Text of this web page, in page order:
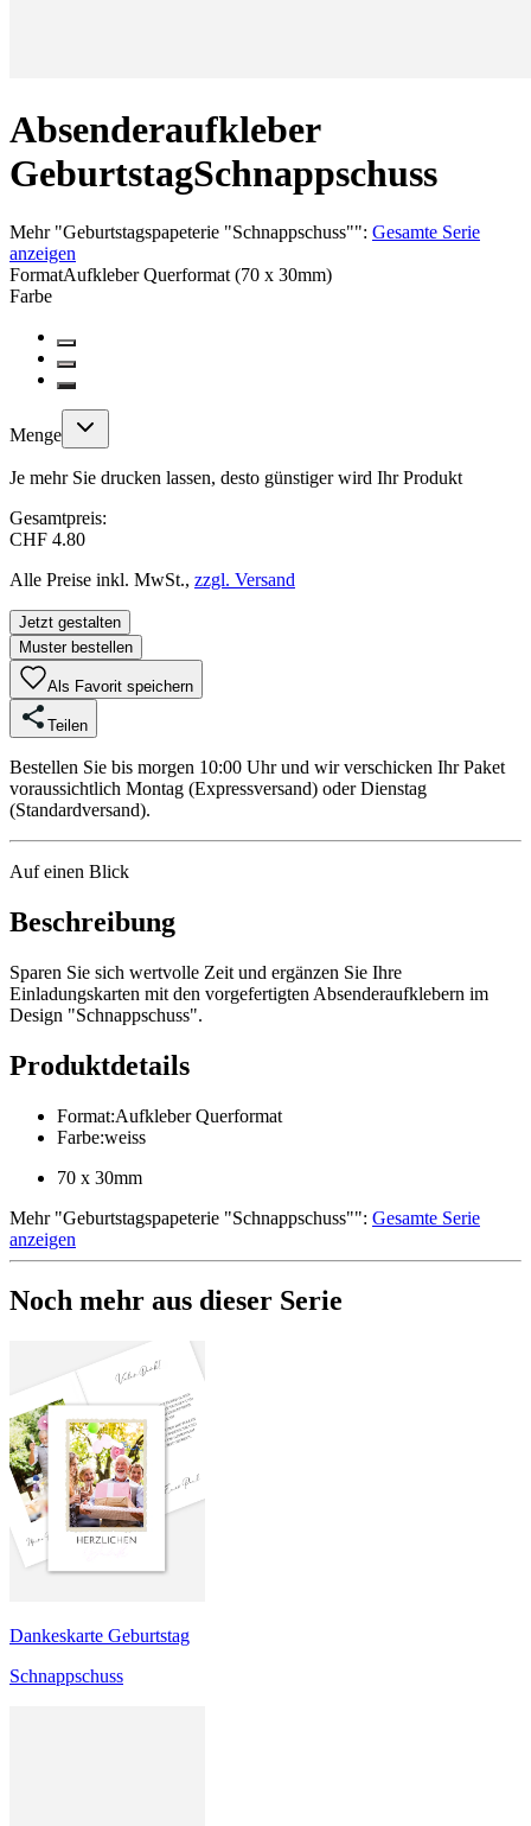
Absenderaufkleber
GeburtstagSchnappschuss
Mehr"Geburtstagspapeterie "Schnappschuss"": Gesamte Serie
anzeigen
FormatAufkleber Querformat (70 x 30mm)
Farbe
Menge
Je mehr Sie drucken lassen, desto günstiger wird Ihr Produkt
Gesamtpreis:
CHF 4.80
Alle Preise inkl. MwSt., zzgl. Versand
Jetzt gestalten
Muster bestellen
Als Favorit speichern
Teilen
Bestellen Sie bis morgen 10:00 Uhr und wir verschicken Ihr Paket
voraussichtlich Montag (Expressversand) oder Dienstag
(Standardversand).
Auf einen Blick
Beschreibung
Sparen Sie sich wertvolle Zeit und ergänzen Sie Ihre
Einladungskarten mit den vorgefertigten Absenderaufklebern im
Design "Schnappschuss".
Produktdetails
Format:Aufkleber Querformat
Farbe:weiss
70 x 30mm
Mehr"Geburtstagspapeterie "Schnappschuss"": Gesamte Serie
anzeigen
Noch mehr aus dieser Serie
Dankeskarte Geburtstag
Schnappschuss